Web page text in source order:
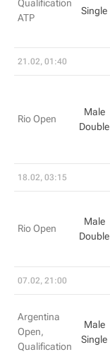
Qualification
ATP
Single
21.02, 01:40
Rio Open
Male
Double
18.02, 03:15
Rio Open
Male
Double
07.02, 21:00
Argentina
Open,
Qualification
Male
Single